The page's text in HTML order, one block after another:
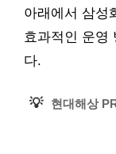
아래에서 삼성
효과적인 운영
다.
💡 현대해상